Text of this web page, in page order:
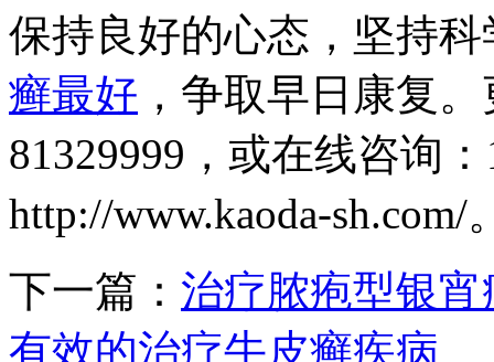
保持良好的心态，坚持科
癣最好 ，争取早日康复
81329999，或在线咨询
http://www.kaoda-sh.com/
下一篇： 治疗脓疱型银
有效的治疗牛皮癣疾病